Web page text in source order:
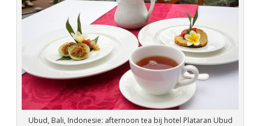
Ubud, Bali, Indonesie: afternoon tea bij hotel Plataran Ubud